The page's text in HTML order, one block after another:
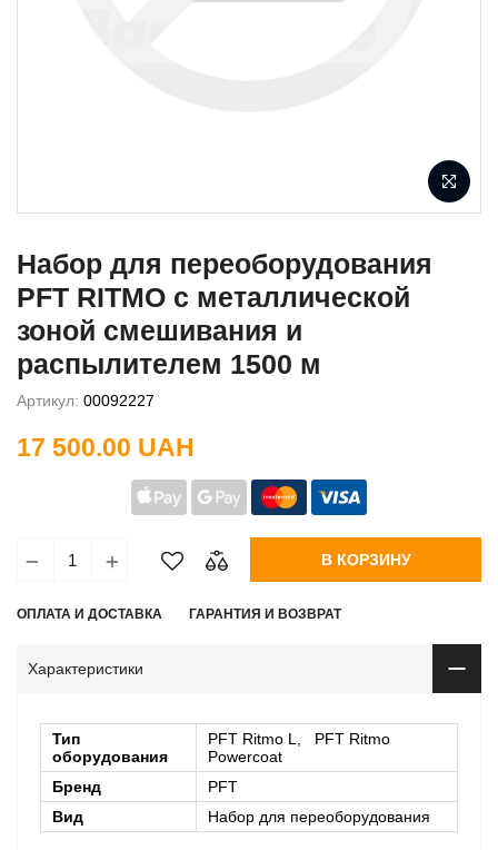
Набор для переоборудования
PFT RITMO с металлической
зоной смешивания и
распылителем 1500 м
Артикул: 00092227
17 500.00 UAH
В КОРЗИНУ
ОПЛАТА И ДОСТАВКА ГАРАНТИЯ И ВОЗВРАТ
Характеристики
Тип
оборудования
PFT Ritmo L, PFT Ritmo
Powercoat
Бренд
PFT
Вид
Набор для переоборудования